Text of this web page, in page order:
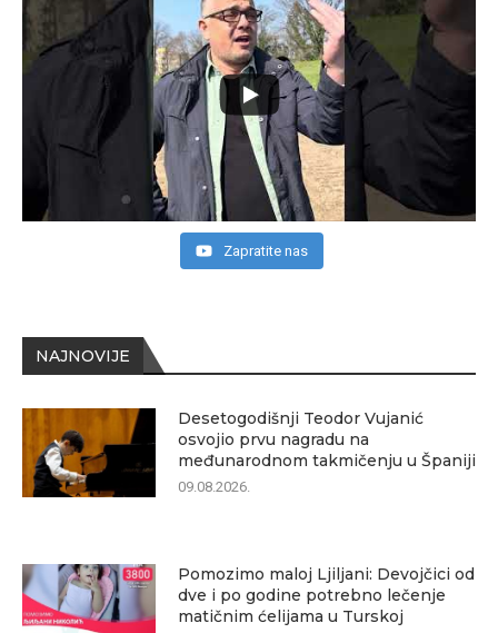
NAJNOVIJE
Desetogodišnji Teodor Vujanić
osvojio prvu nagradu na
međunarodnom takmičenju u Španiji
09.08.2026.
Pomozimo maloj Ljiljani: Devojčici od
dve i po godine potrebno lečenje
matičnim ćelijama u Turskoj
Zapratite nas